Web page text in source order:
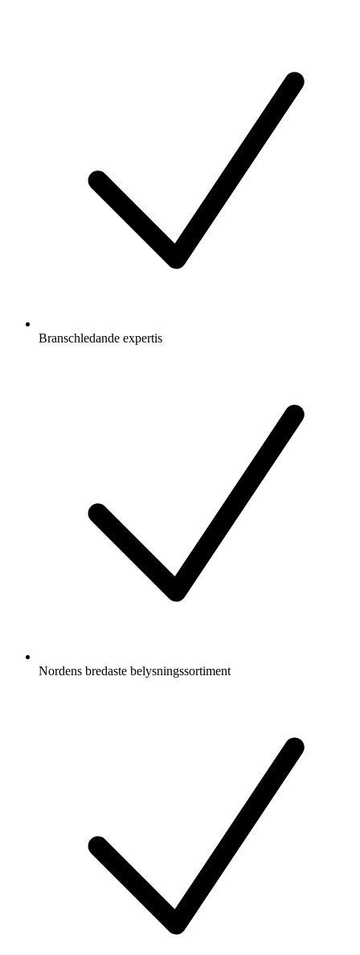
Branschledande expertis
Nordens bredaste belysningssortiment